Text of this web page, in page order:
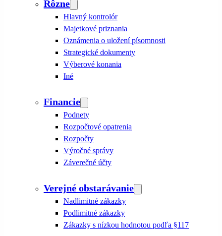
Rôzne
Hlavný kontrolór
Majetkové priznania
Oznámenia o uložení písomnosti
Strategické dokumenty
Výberové konania
Iné
Financie
Podnety
Rozpočtové opatrenia
Rozpočty
Výročné správy
Záverečné účty
Verejné obstarávanie
Nadlimitné zákazky
Podlimitné zákazky
Zákazky s nízkou hodnotou podľa §117